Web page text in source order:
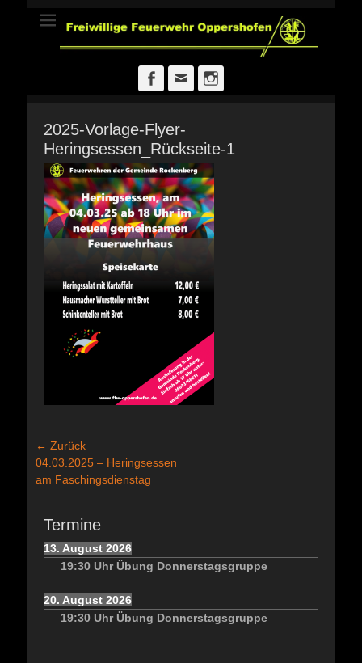
Freiwillige
Feuerwehr
Oppershofen
Facebook
Mail
2025-Vorlage-Flyer-
Heringsessen_Rückseite-1
Beitragsnavigation
← Zurück
Vorheriger
Beitrag:
04.03.2025 – Heringsessen
am Faschingsdienstag
Termine
13. August 2026
19:30 Uhr Übung Donnerstagsgruppe
20. August 2026
19:30 Uhr Übung Donnerstagsgruppe